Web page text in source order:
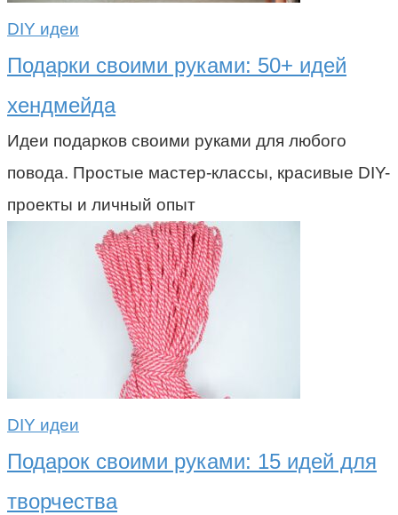
DIY идеи
Подарки своими руками: 50+ идей
хендмейда
Идеи подарков своими руками для любого
повода. Простые мастер-классы, красивые DIY-
проекты и личный опыт
DIY идеи
Подарок своими руками: 15 идей для
творчества